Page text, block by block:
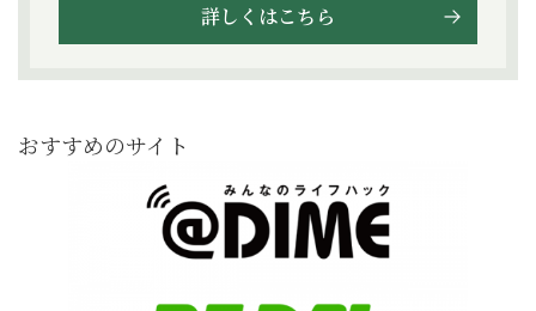
詳しくはこちら
おすすめのサイト